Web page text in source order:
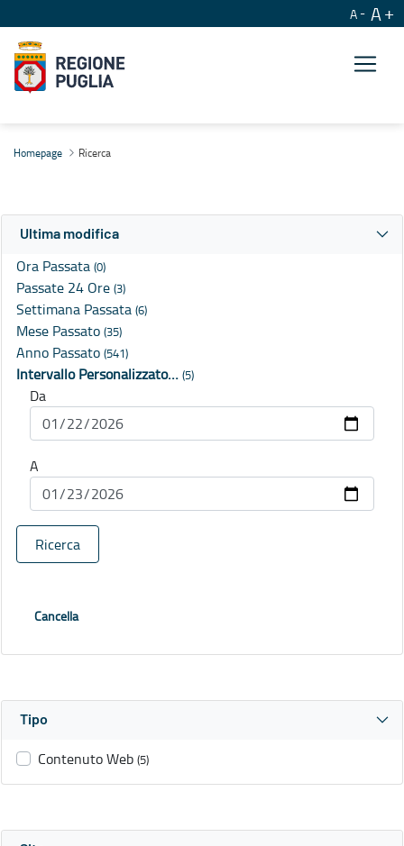
A A
Homepage Ricerca
Ultima modifica
Ora Passata (0)
Passate 24 Ore (3)
Settimana Passata (6)
Mese Passato (35)
Anno Passato (541)
Intervallo Personalizzato… (5)
Da
A
Ricerca
Cancella
Tipo
Contenuto Web (5)